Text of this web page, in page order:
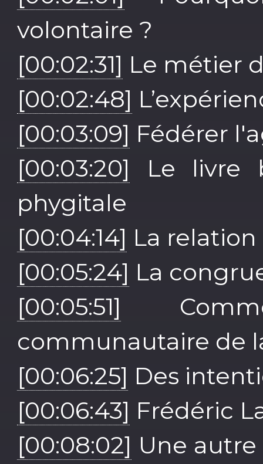
volontaire ?
[00:02:31] Le métier
[00:02:48]
[00:03:09] Fédérer
[00:03:20] Le livre
phygitale
[00:04:14] La
[00:05:24] La
[00:05:51]
communautaire de
[00:06:25] Des
[00:06:43] Frédéric
[00:08:02] Une